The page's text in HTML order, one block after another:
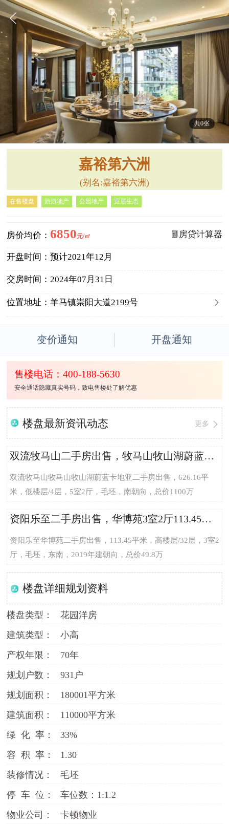
共0张
嘉裕第六洲
(别名:嘉裕第六洲)
在售楼盘 旅游地产 公园地产 宜居生态
房价均价： 6850元/㎡ 房贷计算器
开盘时间： 预计2021年12月
交房时间： 2024年07月31日
位置地址： 羊马镇崇阳大道2199号 
变价通知 开盘通知
售楼电话：400-188-5630
安全通话隐藏真实号码，致电售楼处了解优惠
楼盘最新资讯动态 更多
双流牧马山二手房出售，牧马山牧山湖蔚蓝卡地亚5室2厅626.16平米总价1100万，单价17567.39元/平米
双流牧马山牧马山牧山湖蔚蓝卡地亚二手房出售，626.16平
米，低楼层/4层，5室2厅，毛坯，南朝向，总价1100万
资阳乐至二手房出售，华博苑3室2厅113.45平米总价49.8万，单价4389.6元/平米
资阳乐至华博苑二手房出售，113.45平米，高楼层/32层，3室2
厅，毛坯，东南，2019年建朝向，总价49.8万
楼盘详细规划资料
楼盘类型：
花园洋房
建筑类型：
小高
产权年限：
70年
规划户数：
931户
规划面积：
180001平方米
建筑面积：
110000平方米
绿 化 率：
33%
容 积 率：
1.30
装修情况：
毛坯
停 车 位：
车位数：1:1.2
物业公司：
卡顿物业